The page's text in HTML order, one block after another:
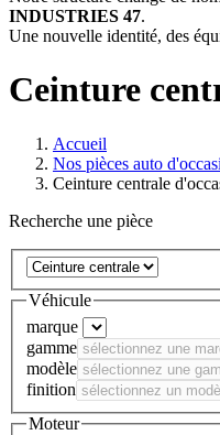
INDUSTRIES 47.
Une nouvelle identité, des
Ceinture
Accueil
Nos pièces auto
Ceinture centrale
Recherche une pièce
Véhicule
marque
gamme
modèle
finition
Moteur